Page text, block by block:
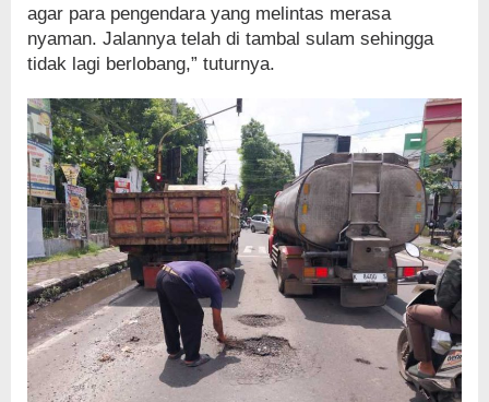
agar para pengendara yang melintas merasa
nyaman. Jalannya telah di tambal sulam sehingga
tidak lagi berlobang,” tuturnya.